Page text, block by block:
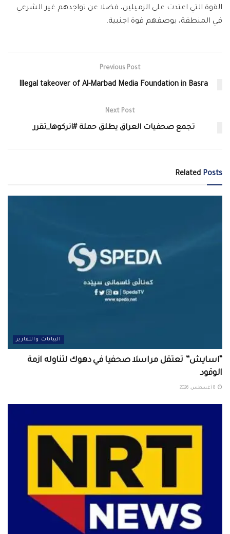
القوة التي اعتدت على الزميلين، فضلا عن تواجدهم غير الشرعي
في المنطقة، بوصفهم قوة اجنبية.
Previous Post
Illegal takeover of Al-Marbad Media Foundation in Basra
Next Post
تجمع صحفيات العراق يطلق حملة #اتركوها_تقرر
Related Posts
البيانات والتقارير
“اسايش” تعتقل مراسلا صحفيا في دهوك لتناوله ازمة
الوقود